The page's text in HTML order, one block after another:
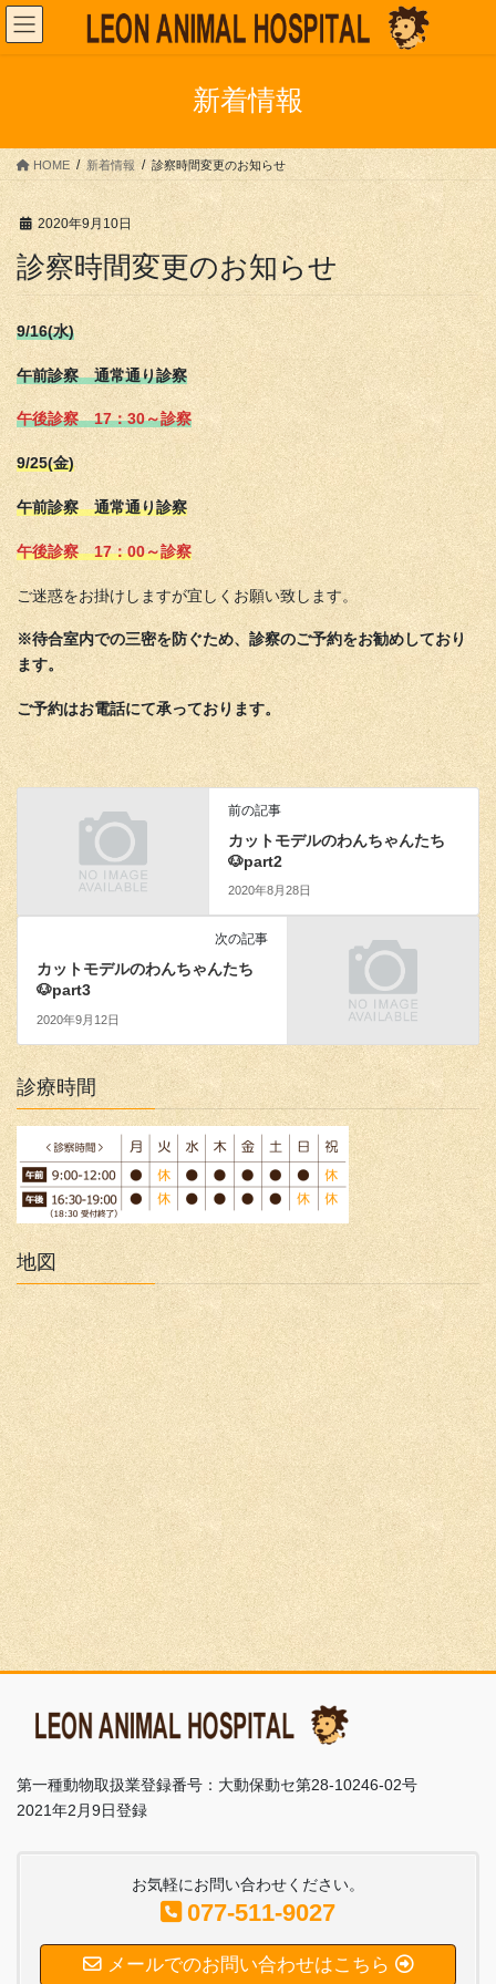
コ
ン
ス
キ
ッ
プ
ナ
ビ
ン
に
移
動
新着情報
HOME 新着情報 診察時間変更のお知らせ
2020年9月10日
診察時間変更のお知らせ
9/16(水)
午前診察 通常通り診察
午後診察 17：30～診察
9/25(金)
午前診察 通常通り診察
午後診察 17：00～診察
ご迷惑をお掛けしますが宜しくお願い致します。
※待合室内での三密を防ぐため、診察のご予約をお勧めしており
ます。
ご予約はお電話にて承っております。
前の記事
カットモデルのわんちゃんたち
🐶part2
2020年8月28日
次の記事
カットモデルのわんちゃんたち
🐶part3
2020年9月12日
診療時間
地図
第一種動物取扱業登録番号：大動保動セ第28-10246-02号
2021年2月9日登録
お気軽にお問い合わせください。
077-511-9027
メールでのお問い合わせはこちら